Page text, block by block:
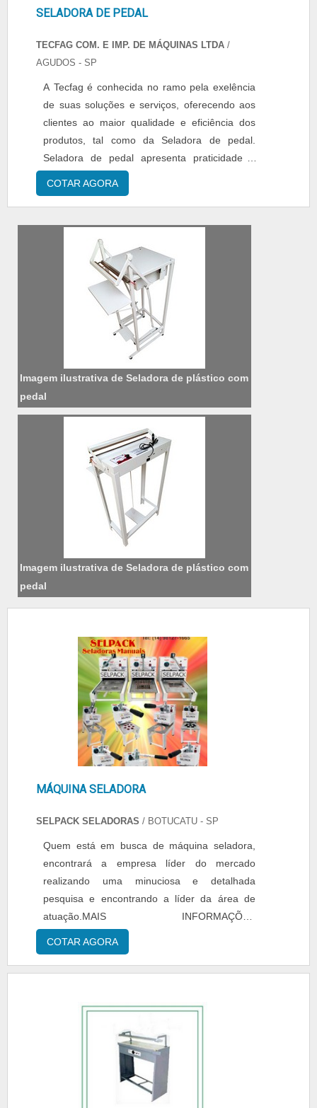
SELADORA DE PEDAL
TECFAG COM. E IMP. DE MÁQUINAS LTDA /
AGUDOS - SP
A Tecfag é conhecida no ramo pela exelência
de suas soluções e serviços, oferecendo aos
clientes ao maior qualidade e eficiência dos
produtos, tal como da Seladora de pedal.
Seladora de pedal apresenta praticidade e
agilidade para produções de pequenas e
médias escalas. Solicite um orçamento da
Tecfag.......
COTAR AGORA
Imagem ilustrativa de Seladora de plástico com
pedal
Imagem ilustrativa de Seladora de plástico com
pedal
MÁQUINA SELADORA
SELPACK SELADORAS / BOTUCATU - SP
Quem está em busca de máquina seladora,
encontrará a empresa líder do mercado
realizando uma minuciosa e detalhada
pesquisa e encontrando a líder da área de
atuação.MAIS INFORMAÇÕES
INTERESSANTES SOBRE A MÁQUINA
SELADORAQuem pesquisa na internet por
empresa atua com seladora para formas de
seladora para cálices tipo santa ceia com 8
cavidades 110v, oferecendo sempre a melhor
opção para o cliente final.Sem perder o foco
na máquina seladora, é importante buscar
COTAR AGORA